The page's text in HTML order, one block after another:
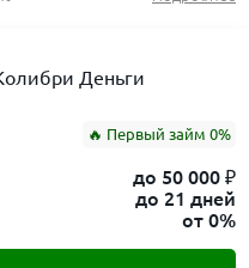
сайте
по всей России доступ
Деньги
🔥 Первый займ 0%
до 50 000 ₽
до 21 дней
от 0%